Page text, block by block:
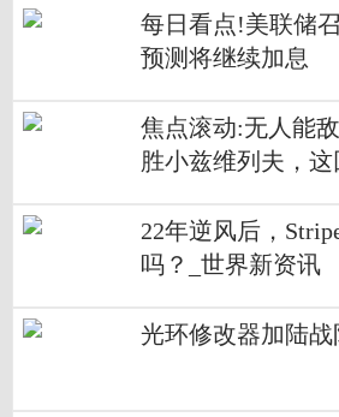
每日看点!美联储
预测将继续加息
焦点滚动:无人能
胜小兹维列夫，
22年逆风后，
吗？_世界新资讯
光环修改器加陆